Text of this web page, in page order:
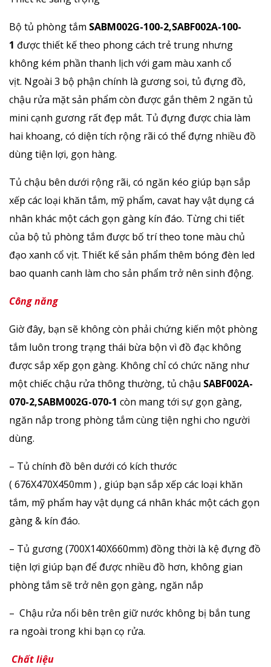
Bộ tủ phòng tắm SABM002G-100-2,SABF002A-100-
1 được thiết kế theo phong cách trẻ trung nhưng
không kém phần thanh lịch với gam màu xanh cổ
vịt. Ngoài 3 bộ phận chính là gương soi, tủ đựng đồ,
chậu rửa mặt sản phẩm còn được gắn thêm 2 ngăn tủ
mini cạnh gương rất đẹp mắt. Tủ đựng được chia làm
hai khoang, có diện tích rộng rãi có thể đựng nhiều đồ
dùng tiện lợi, gọn hàng.
Tủ chậu bên dưới rộng rãi, có ngăn kéo giúp bạn sắp
xếp các loại khăn tắm, mỹ phẩm, cavat hay vật dụng cá
nhân khác một cách gọn gàng kín đáo. Từng chi tiết
của bộ tủ phòng tắm được bố trí theo tone màu chủ
đạo xanh cổ vịt. Thiết kế sản phẩm thêm bóng đèn led
bao quanh canh làm cho sản phẩm trở nên sinh động.
Công năng
Giờ đây, bạn sẽ không còn phải chứng kiến một phòng
tắm luôn trong trạng thái bừa bộn vì đồ đạc không
được sắp xếp gọn gàng. Không chỉ có chức năng như
một chiếc chậu rửa thông thường, tủ chậu SABF002A-
070-2,SABM002G-070-1 còn mang tới sự gọn gàng,
ngăn nắp trong phòng tắm cùng tiện nghi cho người
dùng.
– Tủ chính đồ bên dưới có kích thước
( 676X470X450mm ) , giúp bạn sắp xếp các loại khăn
tắm, mỹ phẩm hay vật dụng cá nhân khác một cách gọn
gàng & kín đáo.
– Tủ gương (700X140X660mm) đồng thời là kệ đựng đồ
tiện lợi giúp bạn để được nhiều đồ hơn, không gian
phòng tắm sẽ trở nên gọn gàng, ngăn nắp
– Chậu rửa nổi bên trên giữ nước không bị bắn tung
ra ngoài trong khi bạn cọ rửa.
Chất liệu